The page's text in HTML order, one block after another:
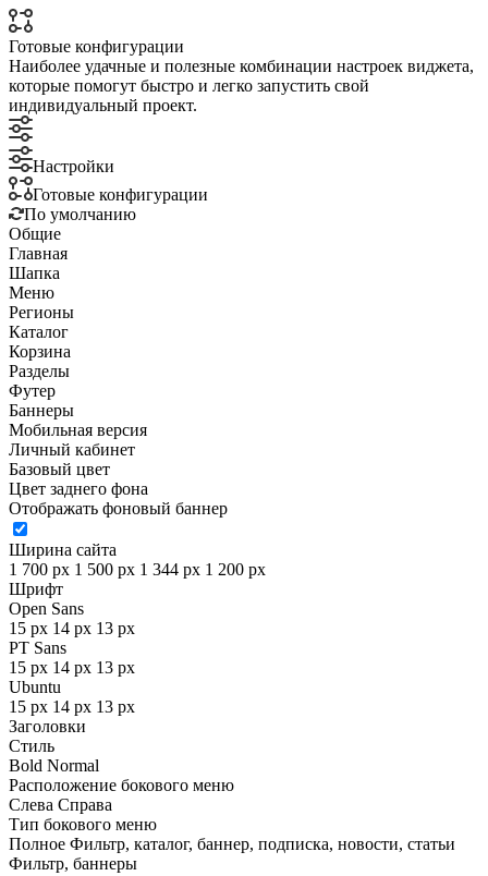
Готовые конфигурации
Наиболее удачные и полезные комбинации настроек виджета,
которые помогут быстро и легко запустить свой
индивидуальный проект.
Настройки
Готовые конфигурации
По умолчанию
Общие
Главная
Шапка
Меню
Регионы
Каталог
Корзина
Разделы
Футер
Баннеры
Мобильная версия
Личный кабинет
Базовый цвет
Цвет заднего фона
Отображать фоновый баннер
Ширина сайта
1 700 px 1 500 px 1 344 px 1 200 px
Шрифт
Open Sans
15 px 14 px 13 px
PT Sans
15 px 14 px 13 px
Ubuntu
15 px 14 px 13 px
Заголовки
Стиль
Bold Normal
Расположение бокового меню
Слева Справа
Тип бокового меню
Полное Фильтр, каталог, баннер, подписка, новости, статьи
Фильтр, баннеры